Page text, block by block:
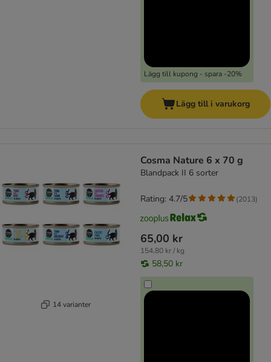
Lägg till kupong - spara -20%
Lägg till i varukorg
14 varianter
Cosma Nature 6 x 70 g
Blandpack II 6 sorter
65,00 kr
154,80 kr / kg
58,50 kr
Rating: 4.7/5 (2013)